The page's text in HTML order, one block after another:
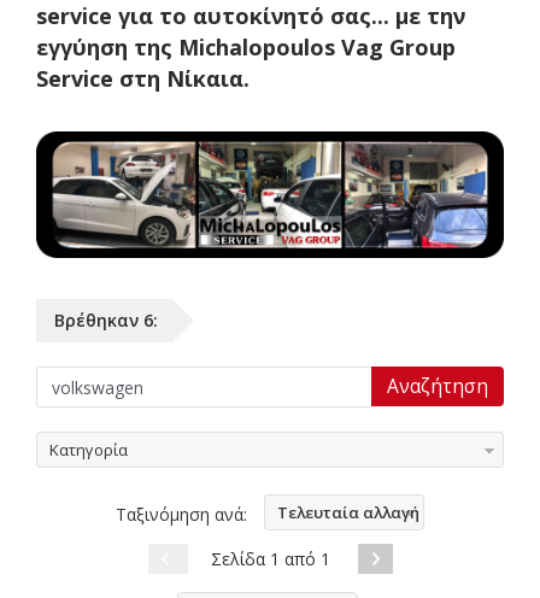
service για το αυτοκίνητό σας... με την
εγγύηση της Michalopoulos Vag Group
Service στη Νίκαια.
Βρέθηκαν 6:
Κατηγορία
Ταξινόμηση ανά: Τελευταία αλλαγή
Σελίδα 1 από 1